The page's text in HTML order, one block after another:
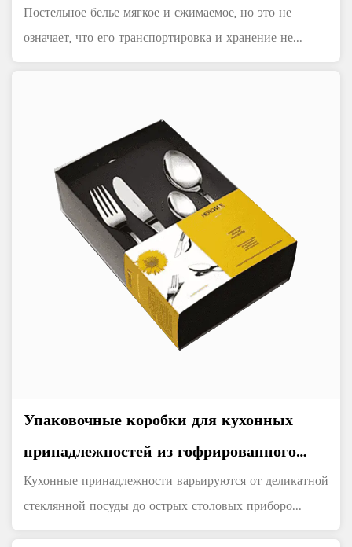
картона
Постельное белье мягкое и сжимаемое, но это не
означает, что его транспортировка и хранение не...
Упаковочные коробки для кухонных
принадлежностей из гофрированного
картона
Кухонные принадлежности варьируются от деликатной
стеклянной посуды до острых столовых приборо...